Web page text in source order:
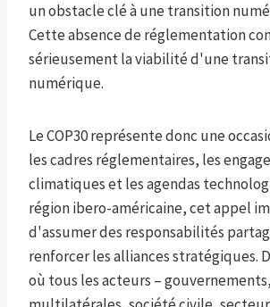
un obstacle clé à une transition
Cette absence de réglementation
sérieusement la viabilité d'une
numérique.
Le COP30 représente donc une
les cadres réglementaires, les
climatiques et les agendas
région ibero-américaine, cet appel
d'assumer des responsabilités
renforcer les alliances stratégiques.
où tous les acteurs –